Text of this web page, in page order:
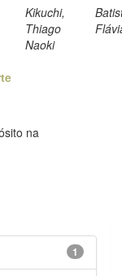
Kikuchi,
Thiago
Naoki
na
1